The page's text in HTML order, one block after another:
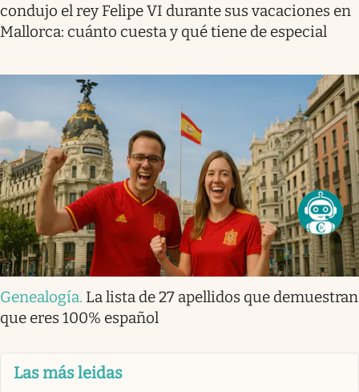
condujo el rey Felipe VI durante sus vacaciones en
Mallorca: cuánto cuesta y qué tiene de especial
Genealogía. La lista de 27 apellidos que demuestran
que eres 100% español
Las más leidas